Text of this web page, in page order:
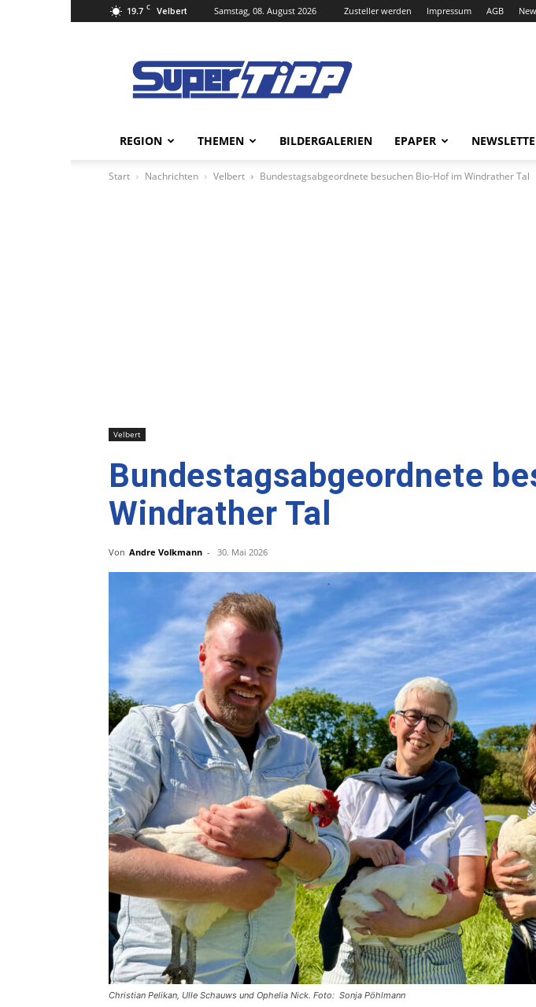
19.7 C Velbert Samstag, 08. August 2026 Zusteller werden Impressum AGB
Tipp
Online
REGION THEMEN BILDERGALERIEN EPAPER
Start Nachrichten Velbert Bundestagsabgeordnete besuchen Bio-Hof im Windrather Tal
Velbert
Bundestagsabgeordnete
Windrather Tal
Von Andre Volkmann - 30. Mai 2026
Christian Pelikan, Ulle Schauws und Ophelia Nick. Foto: Sonja Pöhlmann